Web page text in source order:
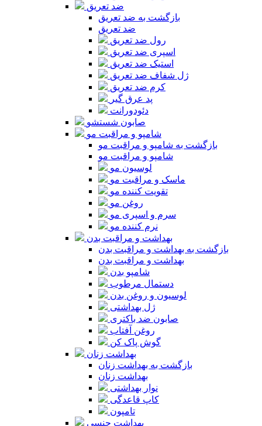
ضد تعریق
بازگشت به ضد تعریق
ضد تعریق
رول ضد تعریق
اسپری ضد تعریق
استیک ضد تعریق
ژل شفاف ضد تعریق
کرم ضد تعریق
پد عرق گیر
دئودورانت
صابون شستشو
شامپو و مراقبت مو
بازگشت به شامپو و مراقبت مو
شامپو و مراقبت مو
لوسیون مو
ماسک و مراقبت مو
تقویت کننده مو
روغن مو
سرم و اسپری مو
نرم کننده مو
بهداشت و مراقبت بدن
بازگشت به بهداشت و مراقبت بدن
بهداشت و مراقبت بدن
شامپو بدن
دستمال مرطوب
لوسیون و روغن بدن
ژل بهداشتی
صابون ضد باکتری
روغن آفتاب
گوش پاک کن
بهداشت زنان
بازگشت به بهداشت زنان
بهداشت زنان
نوار بهداشتی
کاپ قاعدگی
تامپون
بهداشت جنسی